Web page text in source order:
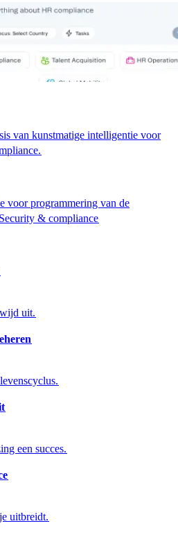
van kunstmatige intelligentie voor
voor programmering van de
Security & compliance​​
uit.​​
een succes.​​
uitbreidt.​​